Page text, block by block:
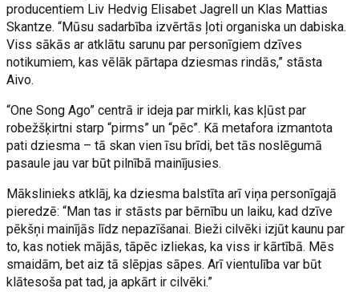
producentiem Liv Hedvig Elisabet Jagrell un Klas Mattias
Skantze. “Mūsu sadarbība izvērtās ļoti organiska un dabiska.
Viss sākās ar atklātu sarunu par personīgiem dzīves
notikumiem, kas vēlāk pārtapa dziesmas rindās,” stāsta
Aivo.
“One Song Ago” centrā ir ideja par mirkli, kas kļūst par
robežšķirtni starp “pirms” un “pēc”. Kā metafora izmantota
pati dziesma – tā skan vien īsu brīdi, bet tās noslēgumā
pasaule jau var būt pilnībā mainījusies.
Mākslinieks atklāj, ka dziesma balstīta arī viņa personīgajā
pieredzē: “Man tas ir stāsts par bērnību un laiku, kad dzīve
pēkšņi mainījās līdz nepazīšanai. Bieži cilvēki izjūt kaunu par
to, kas notiek mājās, tāpēc izliekas, ka viss ir kārtībā. Mēs
smaidām, bet aiz tā slēpjas sāpes. Arī vientulība var būt
klātesoša pat tad, ja apkārt ir cilvēki.”